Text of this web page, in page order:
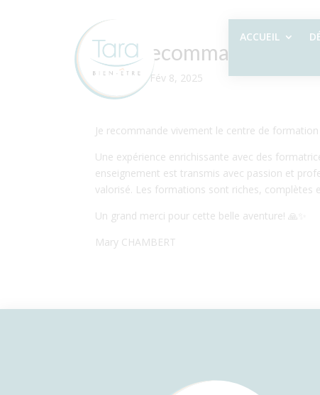
ACCUEIL
Vive recommandation
par Sylvie|Fév 8, 2025
Je recommande vivement le centre de
Une expérience enrichissante avec des
enseignement est transmis avec passion et
valorisé. Les formations sont riches, complètes
Un grand merci pour cette belle aventure! 🙏✨
Mary CHAMBERT